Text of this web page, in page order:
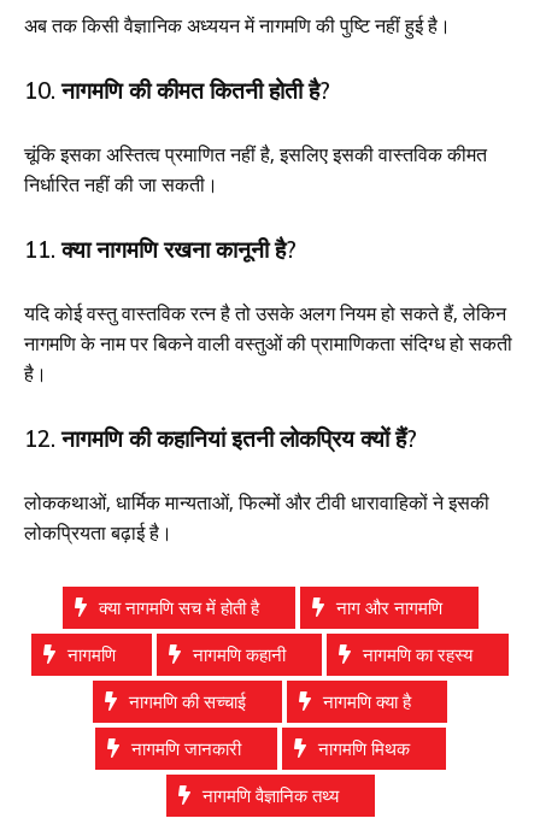
अब तक किसी वैज्ञानिक अध्ययन में नागमणि की पुष्टि नहीं हुई है।
10. नागमणि की कीमत कितनी होती है?
चूंकि इसका अस्तित्व प्रमाणित नहीं है, इसलिए इसकी वास्तविक कीमत
निर्धारित नहीं की जा सकती।
11. क्या नागमणि रखना कानूनी है?
यदि कोई वस्तु वास्तविक रत्न है तो उसके अलग नियम हो सकते हैं, लेकिन
नागमणि के नाम पर बिकने वाली वस्तुओं की प्रामाणिकता संदिग्ध हो सकती
है।
12. नागमणि की कहानियां इतनी लोकप्रिय क्यों हैं?
लोककथाओं, धार्मिक मान्यताओं, फिल्मों और टीवी धारावाहिकों ने इसकी
लोकप्रियता बढ़ाई है।
क्या नागमणि सच में होती है
नाग और नागमणि
नागमणि
नागमणि कहानी
नागमणि का रहस्य
नागमणि की सच्चाई
नागमणि क्या है
नागमणि जानकारी
नागमणि मिथक
नागमणि वैज्ञानिक तथ्य